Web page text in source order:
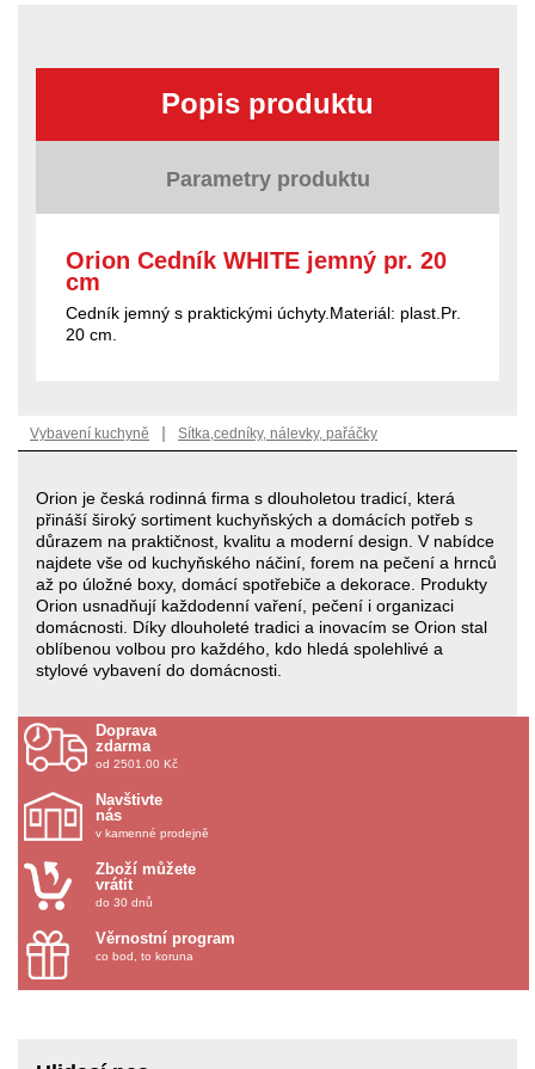
Popis produktu
Parametry produktu
Orion Cedník WHITE jemný pr. 20
cm
Cedník jemný s praktickými úchyty.Materiál: plast.Pr.
20 cm.
Vybavení kuchyně | Sítka,cedníky, nálevky, pařáčky
Orion je česká rodinná firma s dlouholetou tradicí, která
přináší široký sortiment kuchyňských a domácích potřeb s
důrazem na praktičnost, kvalitu a moderní design. V nabídce
najdete vše od kuchyňského náčiní, forem na pečení a hrnců
až po úložné boxy, domácí spotřebiče a dekorace. Produkty
Orion usnadňují každodenní vaření, pečení i organizaci
domácnosti. Díky dlouholeté tradici a inovacím se Orion stal
oblíbenou volbou pro každého, kdo hledá spolehlivé a
stylové vybavení do domácnosti.
Doprava
zdarma
od 2501.00 Kč
Navštivte
nás
v kamenné prodejně
Zboží můžete
vrátit
do 30 dnů
Věrnostní program
co bod, to koruna